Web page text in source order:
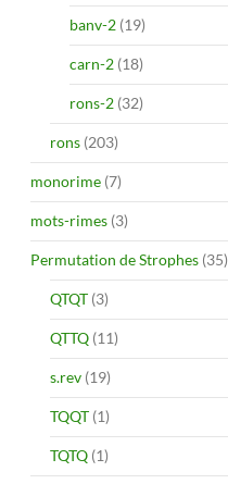
banv-2 (19)
carn-2 (18)
rons-2 (32)
rons (203)
monorime (7)
mots-rimes (3)
Permutation de Strophes (35)
QTQT (3)
QTTQ (11)
s.rev (19)
TQQT (1)
TQTQ (1)